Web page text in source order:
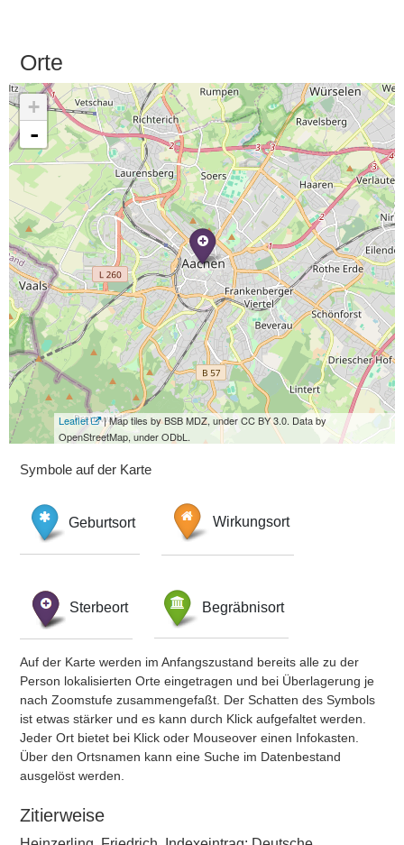
Orte
+
-
Leaflet
| Map tiles by BSB MDZ, under CC BY 3.0. Data by
OpenStreetMap, under ODbL.
Symbole auf der Karte
Geburtsort Wirkungsort
Sterbeort Begräbnisort
Auf der Karte werden im Anfangszustand bereits alle zu der
Person lokalisierten Orte eingetragen und bei Überlagerung je
nach Zoomstufe zusammengefaßt. Der Schatten des Symbols
ist etwas stärker und es kann durch Klick aufgefaltet werden.
Jeder Ort bietet bei Klick oder Mouseover einen Infokasten.
Über den Ortsnamen kann eine Suche im Datenbestand
ausgelöst werden.
Zitierweise